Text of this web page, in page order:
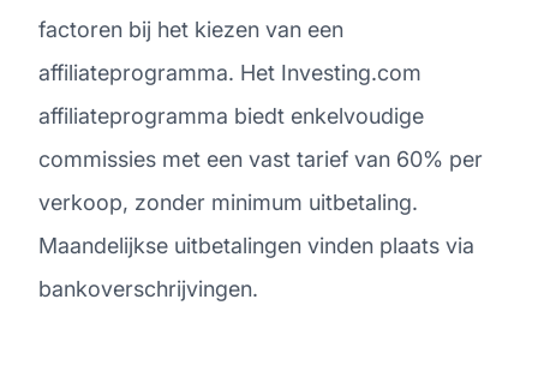
factoren bij het kiezen van een
affiliateprogramma. Het Investing.com
affiliateprogramma biedt enkelvoudige
commissies met een vast tarief van 60% per
verkoop, zonder minimum uitbetaling.
Maandelijkse uitbetalingen vinden plaats via
bankoverschrijvingen.